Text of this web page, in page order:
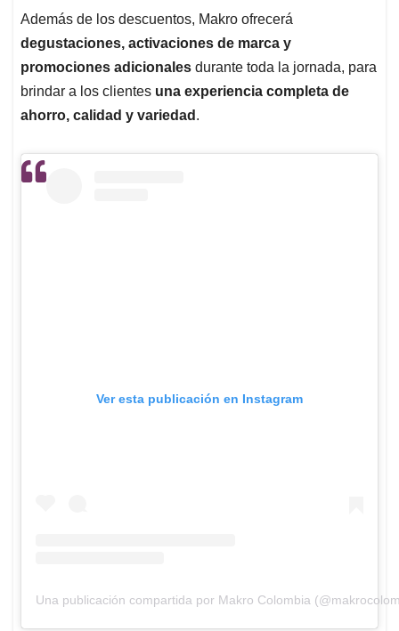
Además de los descuentos, Makro ofrecerá
degustaciones, activaciones de marca y
promociones adicionales durante toda la jornada, para
brindar a los clientes una experiencia completa de
ahorro, calidad y variedad .
Ver esta publicación en Instagram
Una publicación compartida por Makro Colombia